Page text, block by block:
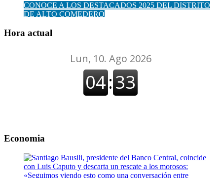
CONOCE A LOS DESTACADOS 2025 DEL DISTRITO
DE ALTO COMEDERO
Hora actual
Economia